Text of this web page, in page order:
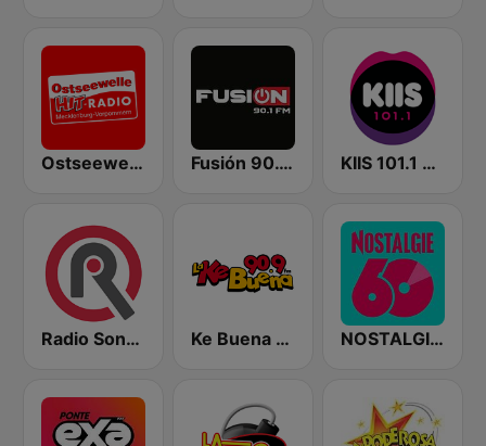
Ostseewelle Hit-Radio 105.6 Fusión 90.1 FM KIIS 101.1 Melbourne
Radio Sonora Ke Buena 90.9 FM NOSTALGIE 60